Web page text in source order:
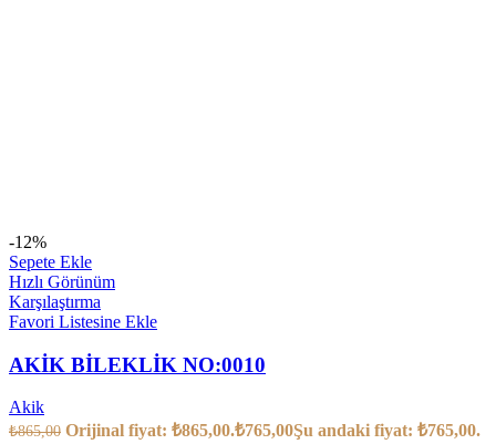
-12%
Sepete Ekle
Hızlı Görünüm
Karşılaştırma
Favori Listesine Ekle
AKİK BİLEKLİK NO:0010
Akik
₺865,00 Orijinal fiyat: ₺865,00.₺765,00Şu andaki fiyat: ₺765,00.